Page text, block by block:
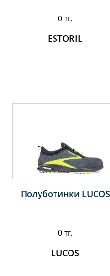
0 тг.
ESTORIL
Полуботинки LUCOS
0 тг.
LUCOS